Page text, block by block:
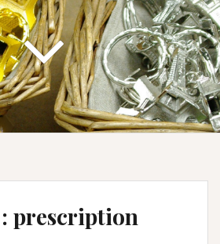
prescription